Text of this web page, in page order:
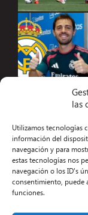
las
Utilizamos tecnologías
información del
navegación y para
estas tecnologías nos
navegación o los ID's
consentimiento, puede
funciones.